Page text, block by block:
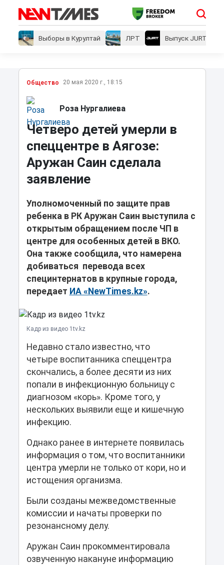
Выборы в Курултай ЛРТ Выпуск JURT
Общество 20 мая 2020 г., 18:15
Роза Нургалиева
Четверо детей умерли в
спеццентре в Аягозе:
Аружан Саин сделала
заявление
Уполномоченный по защите прав
ребенка в РК Аружан Саин выступила с
открытым обращением после ЧП в
центре для особенных детей в ВКО.
Она также сообщила, что намерена
добиваться перевода всех
специнтернатов в крупные города,
передает ИА «NewTimes.kz».
Кадр из видео 1tv.kz
Недавно стало известно, что
четыре воспитанника спеццентра
скончались, а более десяти из них
попали в инфекционную больницу с
диагнозом «корь». Кроме того, у
нескольких выявили еще и кишечную
инфекцию.
Однако ранее в интернете появилась
информация о том, что воспитанники
центра умерли не только от кори, но и
истощения организма.
Были созданы межведомственные
комиссии и начаты проверки по
резонансному делу.
Аружан Саин прокомментировала
озвученную накануне информацию